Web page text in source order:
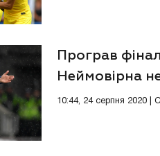
Програв
Неймовірна
10:44, 24 серпня 2020